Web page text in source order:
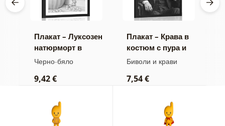
Плакат – Луксозен
натюрморт в
черно и бяло
Черно-бяло
9,42 €
Плакат – Крава в
костюм с пура и
уиски
Биволи и крави
7,54 €